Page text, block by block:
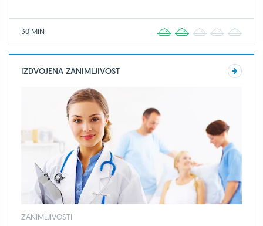
30 MIN 2 3 4
IZDVOJENA ZANIMLJIVOST
ZANIMLJIVOSTI